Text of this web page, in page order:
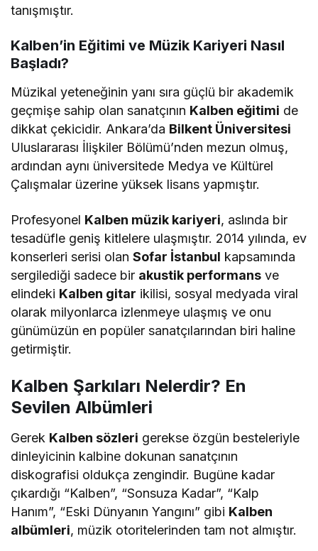
tanışmıştır.
Kalben’in Eğitimi ve Müzik Kariyeri Nasıl
Başladı?
Müzikal yeteneğinin yanı sıra güçlü bir akademik
geçmişe sahip olan sanatçının Kalben eğitimi de
dikkat çekicidir. Ankara’da Bilkent Üniversitesi
Uluslararası İlişkiler Bölümü’nden mezun olmuş,
ardından aynı üniversitede Medya ve Kültürel
Çalışmalar üzerine yüksek lisans yapmıştır.
Profesyonel Kalben müzik kariyeri, aslında bir
tesadüfle geniş kitlelere ulaşmıştır. 2014 yılında, ev
konserleri serisi olanSofar İstanbul kapsamında
sergilediği sadece bir akustik performans ve
elindeki Kalben gitar ikilisi, sosyal medyada viral
olarak milyonlarca izlenmeye ulaşmış ve onu
günümüzün en popüler sanatçılarından biri haline
getirmiştir.
Kalben Şarkıları Nelerdir? En
Sevilen Albümleri
Gerek Kalben sözleri gerekse özgün besteleriyle
dinleyicinin kalbine dokunan sanatçının
diskografisi oldukça zengindir. Bugüne kadar
çıkardığı “Kalben”, “Sonsuza Kadar”, “Kalp
Hanım”, “Eski Dünyanın Yangını” gibi Kalben
albümleri, müzik otoritelerinden tam not almıştır.